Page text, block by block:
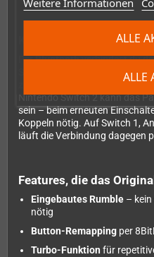
ALLE
ALLE
Konnektivität &
PerBluetoothverbindest du
Switch 2, Android und
zusätzlich eine
Nintendo Switch 2 kann das
sein – beim erneuten
Koppeln nötig. Auf Switch 1,
läuft die Verbindung dagegen
Features, die das
Eingebautes Rumble– kein
nötig
Button-Remappingper
Turbo-Funktion für